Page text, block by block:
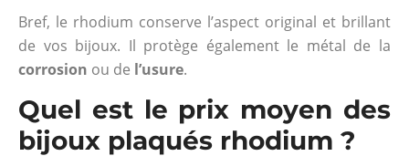
Bref, le rhodium conserve l’aspect original et brillant
de vos bijoux. Il protège également le métal de la
corrosion ou de l’usure.
Quel est le prix moyen des
bijoux plaqués rhodium ?